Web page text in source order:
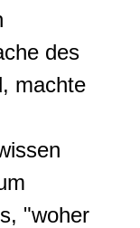
des
machte
"woher